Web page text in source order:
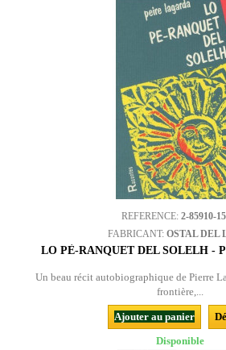
REFERENCE: 2-85910-
FABRICANT: OSTAL DEL
LO PÈ-RANQUET DEL SOLELH -
Un beau récit autobiographique de Pierre
frontière,...
Ajouter au panier
Disponible